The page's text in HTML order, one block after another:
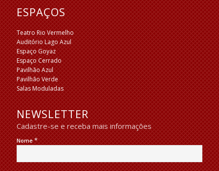
ESPAÇOS
Teatro Rio Vermelho
Auditório Lago Azul
Espaço Goyaz
Espaço Cerrado
Pavilhão Azul
Pavilhão Verde
Salas Moduladas
NEWSLETTER
Cadastre-se e receba mais informações
Nome*